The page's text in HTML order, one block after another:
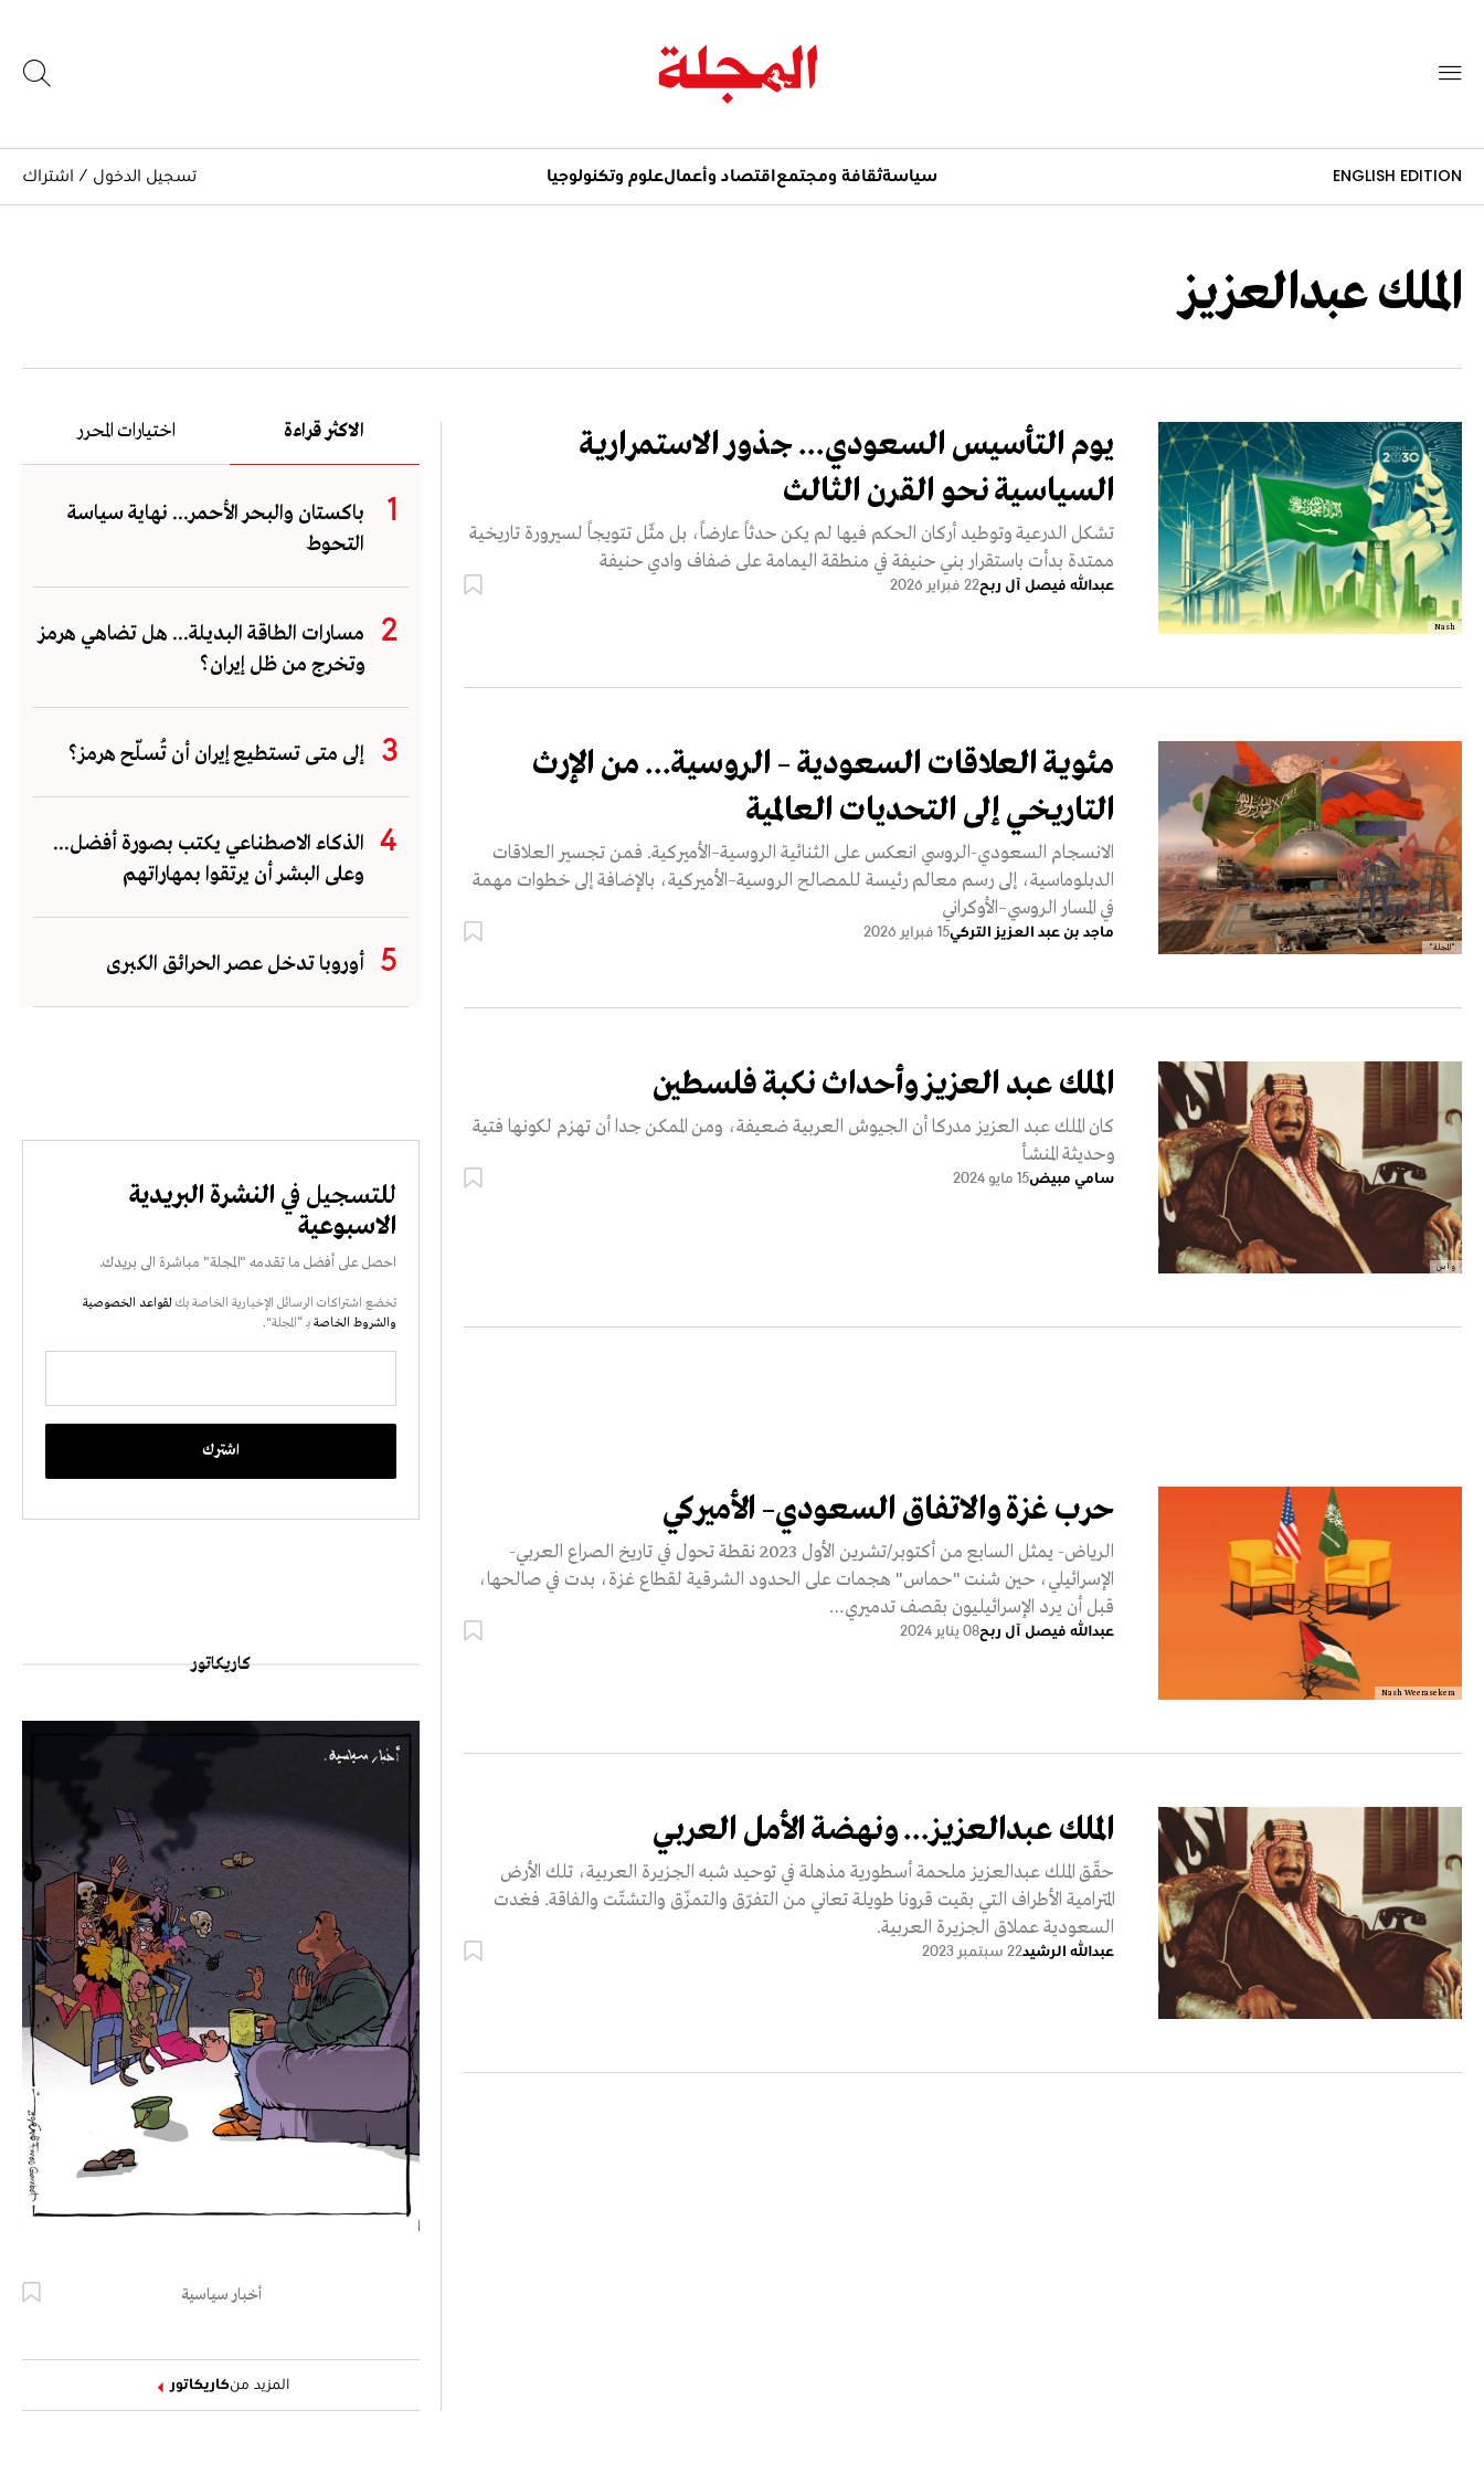
ENGLISH EDITION سياسةثقافة ومجتمع اقتصاد وأعمالعلوم وتكنولوجيا تسجيل الدخول / اشتراك
الملك عبدالعزيز
Nash
يوم التأسيس السعودي... جذور الاستمرارية
السياسية نحو القرن الثالث
تشكل الدرعية وتوطيد أركان الحكم فيها لم يكن حدثاً عارضاً، بل مثّل تتويجاً لسيرورة تاريخية
ممتدة بدأت باستقرار بني حنيفة في منطقة اليمامة على ضفاف وادي حنيفة
عبدالله فيصل آل ربح22 فبراير 2026
"المجلة"
مئوية العلاقات السعودية – الروسية... من الإرث
التاريخي إلى التحديات العالمية
الانسجام السعودي-الروسي انعكس على الثنائية الروسية–الأميركية. فمن تجسير العلاقات
الدبلوماسية، إلى رسم معالم رئيسة للمصالح الروسية–الأميركية، بالإضافة إلى خطوات مهمة
في المسار الروسي–الأوكراني
ماجد بن عبد العزيز التركي15 فبراير 2026
و ا س
الملك عبد العزيز وأحداث نكبة فلسطين
كان الملك عبد العزيز مدركا أن الجيوش العربية ضعيفة، ومن الممكن جدا أن تهزم لكونها فتية
وحديثة المنشأ
سامي مبيض15 مايو 2024
Nash Weerasekera
حرب غزة والاتفاق السعودي– الأميركي
الرياض- يمثل السابع من أكتوبر/تشرين الأول 2023 نقطة تحول في تاريخ الصراع العربي-
الإسرائيلي، حين شنت "حماس" هجمات على الحدود الشرقية لقطاع غزة، بدت في صالحها،
قبل أن يرد الإسرائيليون بقصف تدميري…
عبدالله فيصل آل ربح08 يناير 2024
الملك عبدالعزيز... ونهضة الأمل العربي
حقّق الملك عبدالعزيز ملحمة أسطورية مذهلة في توحيد شبه الجزيرة العربية، تلك الأرض
المترامية الأطراف التي بقيت قرونا طويلة تعاني من التفرّق والتمزّق والتشتّت والفاقة. فغدت
السعودية عملاق الجزيرة العربية.
عبدالله الرشيد22 سبتمبر 2023
الاكثر قراءة اختيارات المحرر
باكستان والبحر الأحمر... نهاية سياسة
التحوط
مسارات الطاقة البديلة... هل تضاهي هرمز
وتخرج من ظل إيران؟
إلى متى تستطيع إيران أن تُسلّح هرمز؟
الذكاء الاصطناعي يكتب بصورة أفضل...
وعلى البشر أن يرتقوا بمهاراتهم
أوروبا تدخل عصر الحرائق الكبرى
للتسجيل في النشرة البريدية
الاسبوعية
احصل على أفضل ما تقدمه "المجلة" مباشرة الى بريدك.
تخضع اشتراكات الرسائل الإخبارية الخاصة بك لقواعد الخصوصية
والشروط الخاصة بـ “المجلة".
كاريكاتور
أخبار سياسية
المزيد منكاريكاتور